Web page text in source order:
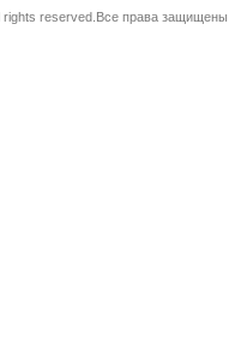
reserved.Все права защищены.